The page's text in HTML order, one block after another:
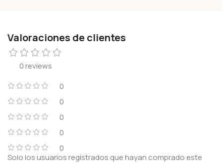
Valoraciones de clientes
0 reviews
0
0
0
0
0
Solo los usuarios registrados que hayan comprado este